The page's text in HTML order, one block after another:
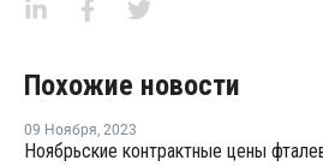
Похожие новости
09 Ноября, 2023